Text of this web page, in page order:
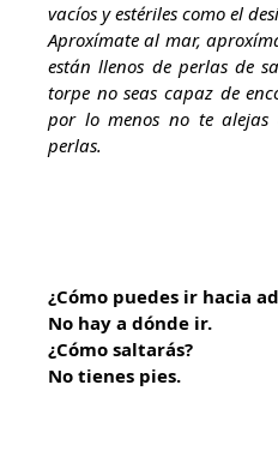
vacíos y estériles como el
Aproxímate al mar,
están llenos de perlas de
torpe no seas capaz de
por lo menos no te
perlas.
¿Cómo puedes ir hacia
No hay a dónde ir.
¿Cómo saltarás?
No tienes pies.